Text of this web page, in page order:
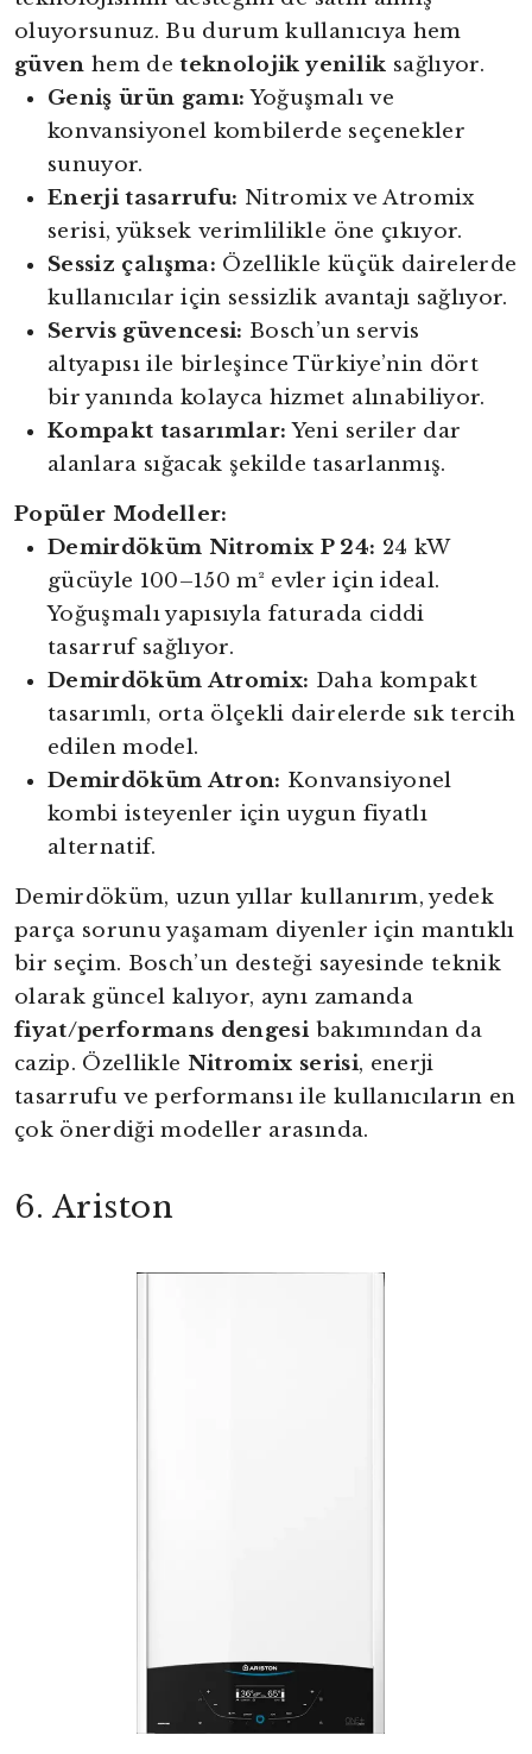
oluyorsunuz. Bu durum kullanıcıya hem
güven hem deteknolojik yenilik sağlıyor.
Geniş ürün gamı: Yoğuşmalı ve
konvansiyonel kombilerde seçenekler
sunuyor.
Enerji tasarrufu: Nitromix ve Atromix
serisi, yüksek verimlilikle öne çıkıyor.
Sessiz çalışma: Özellikle küçük dairelerde
kullanıcılar için sessizlik avantajı sağlıyor.
Servis güvencesi: Bosch’un servis
altyapısı ile birleşince Türkiye’nin dört
bir yanında kolayca hizmet alınabiliyor.
Kompakt tasarımlar: Yeni seriler dar
alanlara sığacak şekilde tasarlanmış.
Popüler Modeller:
Demirdöküm Nitromix P 24: 24 kW
gücüyle 100–150 m² evler için ideal.
Yoğuşmalı yapısıyla faturada ciddi
tasarruf sağlıyor.
Demirdöküm Atromix: Daha kompakt
tasarımlı, orta ölçekli dairelerde sık tercih
edilen model.
Demirdöküm Atron: Konvansiyonel
kombi isteyenler için uygun fiyatlı
alternatif.
Demirdöküm, uzun yıllar kullanırım, yedek
parça sorunu yaşamam diyenler için mantıklı
bir seçim. Bosch’un desteği sayesinde teknik
olarak güncel kalıyor, aynı zamanda
fiyat/performans dengesibakımından da
cazip. Özellikle Nitromix serisi, enerji
tasarrufu ve performansı ile kullanıcıların en
çok önerdiği modeller arasında.
6. Ariston